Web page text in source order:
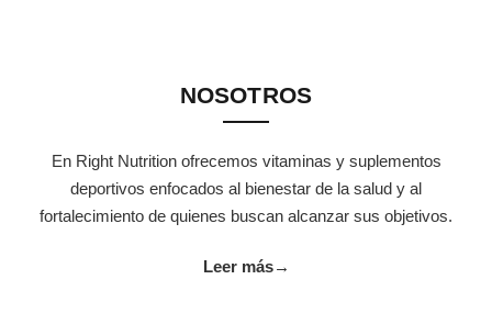
NOSOTROS
En Right Nutrition ofrecemos vitaminas y suplementos
deportivos enfocados al bienestar de la salud y al
fortalecimiento de quienes buscan alcanzar sus objetivos.
Leer más→